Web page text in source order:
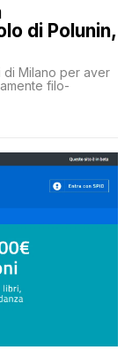
di Polunin,
Milano per aver
filo-